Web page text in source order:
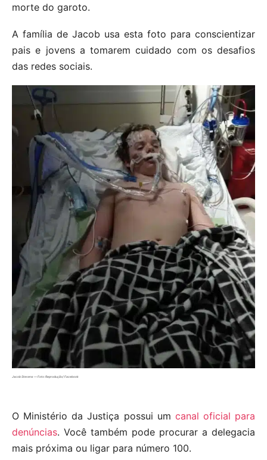
morte do garoto.
A família de Jacob usa esta foto para conscientizar
pais e jovens a tomarem cuidado com os desafios
das redes sociais.
Jacob Stevens — Foto: Reprodução/ Facebook
O Ministério da Justiça possui um canal oficial para
denúncias. Você também pode procurar a delegacia
mais próxima ou ligar para número 100.